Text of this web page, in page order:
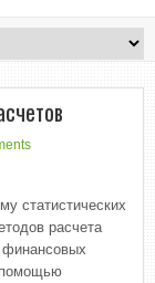
статистических
расчета
помощью